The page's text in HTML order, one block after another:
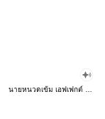
นายหนวดเข้ม เอฟเฟกต์ 2021